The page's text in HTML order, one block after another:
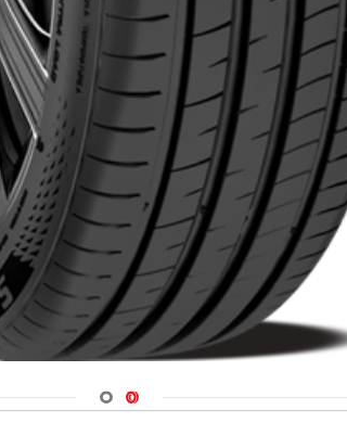
Navigate 1
Navigate 2